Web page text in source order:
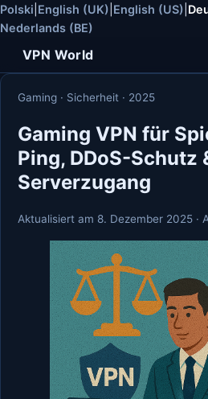
Polski English (UK) English (US)
Nederlands (BE)
VPN World
Gaming · Sicherheit · 2025
Gaming VPN für
Ping, DDoS-Schutz
Serverzugang
Aktualisiert am 8. Dezember 2025·